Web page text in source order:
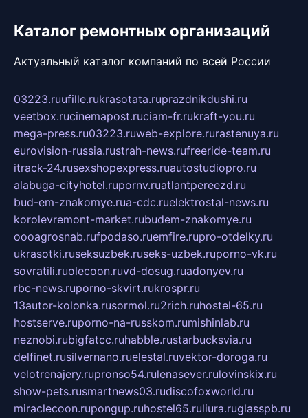
Каталог ремонтных организаций
Актуальный каталог компаний по всей России
03223.ruufille.rukrasotata.ruprazdnikdushi.ru
veetbox.rucinemapost.ruciam-fr.rukraft-you.ru
mega-press.ru03223.ruweb-explore.rurastenuya.ru
eurovision-russia.rustrah-news.rufreeride-team.ru
itrack-24.rusexshopexpress.ruautostudiopro.ru
alabuga-cityhotel.rupornv.ruatlantpereezd.ru
bud-em-znakomye.rua-cdc.ruelektrostal-news.ru
korolevremont-market.rubudem-znakomye.ru
oooagrosnab.rufpodaso.ruemfire.rupro-otdelky.ru
ukrasotki.ruseksuzbek.ruseks-uzbek.ruporno-vk.ru
sovratili.ruolecoon.ruvd-dosug.ruadonyev.ru
rbc-news.ruporno-skvirt.rukrospr.ru
13autor-kolonka.rusormol.ru2rich.ruhostel-65.ru
hostserve.ruporno-na-russkom.rumishinlab.ru
neznobi.rubigfatcc.ruhabble.rustarbucksvia.ru
delfinet.rusilvernano.ruelestal.ruvektor-doroga.ru
velotrenajery.rupronso54.rulenasever.rulovinskix.ru
show-pets.rusmartnews03.rudiscofoxworld.ru
miraclecoon.rupongup.ruhostel65.ruliura.ruglasspb.ru